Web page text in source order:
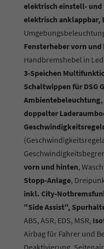
elektrisch einstell- und
elektrisch anklappbar,
Fensterheber vorn
Handbremshebel in
3-Speichen
Schaltwippen für DSG
doppelter
vorn und hinten,
Stopp-Anlage,
inkl. City-
"Side Assist",
ABS, ASR, EDS, MSR,
Airbag für Fahrer und
Deaktivierung,